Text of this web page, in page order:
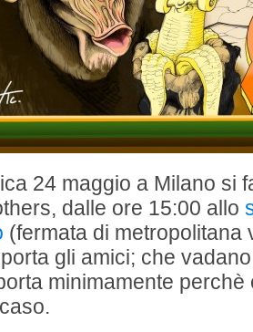
24 maggio a Milano si
dalle ore 15:00 allo
(fermata di metropolitana
gli amici; che
minimamente